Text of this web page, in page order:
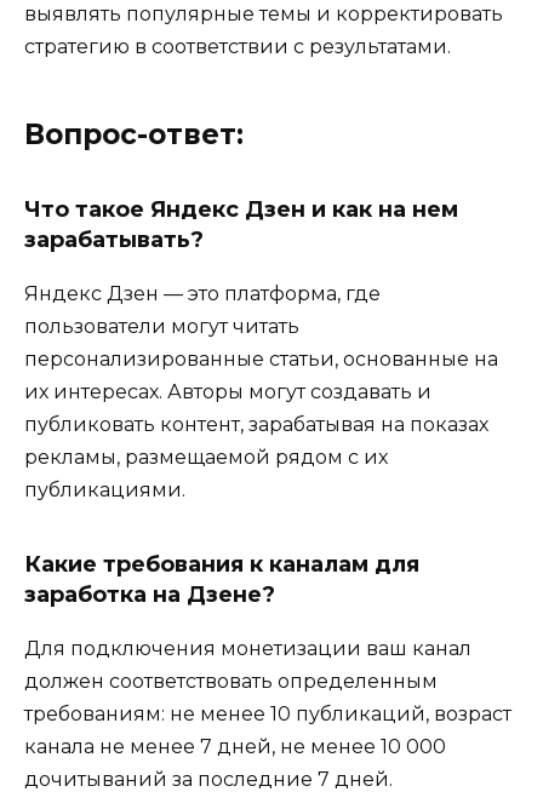
выявлять популярные темы и корректировать
стратегию в соответствии с результатами.
Вопрос-ответ:
Что такое Яндекс Дзен и как на нем
зарабатывать?
Яндекс Дзен — это платформа, где
пользователи могут читать
персонализированные статьи, основанные на
их интересах. Авторы могут создавать и
публиковать контент, зарабатывая на показах
рекламы, размещаемой рядом с их
публикациями.
Какие требования к каналам для
заработка на Дзене?
Для подключения монетизации ваш канал
должен соответствовать определенным
требованиям: не менее 10 публикаций, возраст
канала не менее 7 дней, не менее 10 000
дочитываний за последние 7 дней.